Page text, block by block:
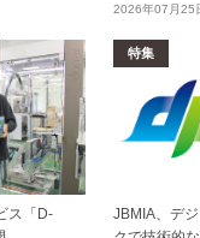
2026年07月25
ス「D-
特集
JBMIA、デ